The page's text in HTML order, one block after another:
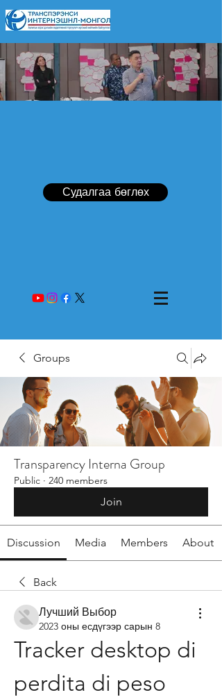
Судалгаа бөглөх
Groups
Transparency Interna Group
Public · 240 members
Join
Discussion Media Members About
Back
Лучший Выбор
2023 оны есдүгээр сарын 8
Tracker desktop di
perdita di peso